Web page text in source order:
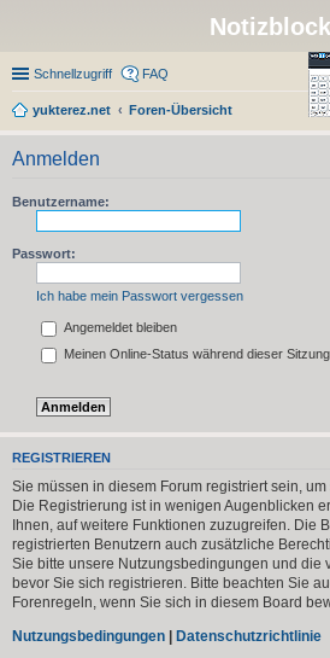
Notizblock
Schnellzugriff FAQ
yukterez.net
Foren-Übersicht
Anmelden
Benutzername:
Passwort:
Ich habe mein Passwort vergessen
Angemeldet bleiben
Meinen Online-Status während dieser
REGISTRIEREN
Sie müssen in diesem Forum registriert sein,
Die Registrierung ist in wenigen Augenblicken
Ihnen, auf weitere Funktionen zuzugreifen. Die
registrierten Benutzern auch zusätzliche
Sie bitte unsere Nutzungsbedingungen und die
bevor Sie sich registrieren. Bitte beachten Sie
Forenregeln, wenn Sie sich in diesem Board
Nutzungsbedingungen | Datenschutzrichtlinie